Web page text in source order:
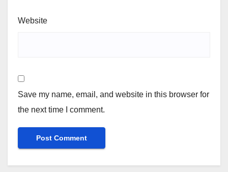
Website
Save my name, email, and website in this browser for
the next time I comment.